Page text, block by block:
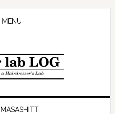
MENU